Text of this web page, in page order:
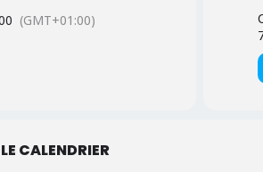
(GMT+01:00)
CALENDRIER